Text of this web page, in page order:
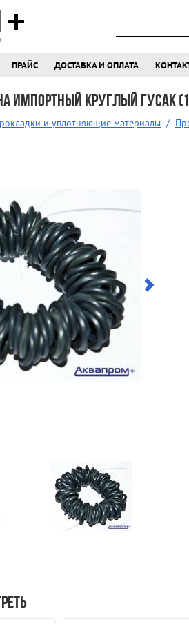
ПРАЙС ДОСТАВКА И ОПЛАТА
импортный круглый гусак
и уплотняющие материалы /